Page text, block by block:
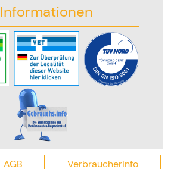
Informationen
AGB Verbraucherinfo